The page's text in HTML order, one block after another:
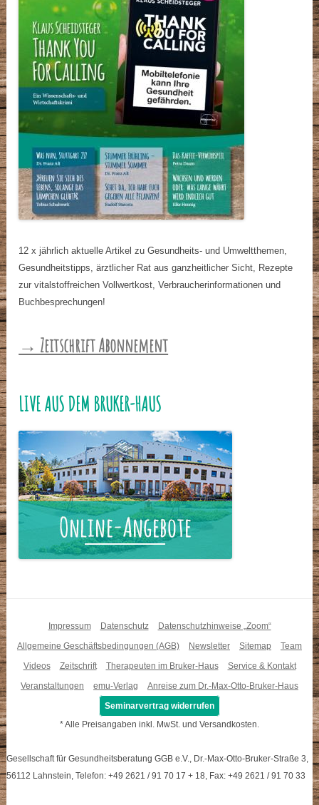
12 x jährlich aktuelle Artikel zu Gesundheits- und Umweltthemen,
Gesundheitstipps, ärztlicher Rat aus ganzheitlicher Sicht, Rezepte
zur vitalstoffreichen Vollwertkost, Verbraucherinformationen und
Buchbesprechungen!
→ Zeitschrift Abonnement
LIVE AUS DEM BRUKER-HAUS
Impressum Datenschutz
Datenschutzhinweise „Zoom“
Allgemeine Geschäftsbedingungen (AGB)
Newsletter Sitemap
Team
Videos
Zeitschrift Therapeuten im Bruker-Haus
Service & Kontakt
Veranstaltungen
emu-Verlag
Anreise zum Dr.-Max-Otto-Bruker-Haus
Seminarvertrag widerrufen
* Alle Preisangaben inkl. MwSt. und Versandkosten.
Gesellschaft für Gesundheitsberatung GGB e.V., Dr.-Max-Otto-Bruker-Straße 3,
56112 Lahnstein, Telefon: +49 2621 / 91 70 17 + 18, Fax: +49 2621 / 91 70 33